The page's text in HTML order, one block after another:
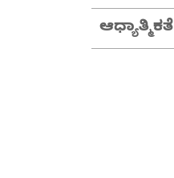
ಆಧ್ಯಾತ್ಮಿಕತೆ